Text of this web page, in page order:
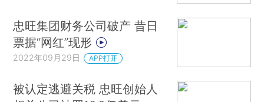
忠旺集团财务公司破产 昔日
票据“网红”现形
2022年09月29日 APP打开
被认定逃避关税 忠旺创始人